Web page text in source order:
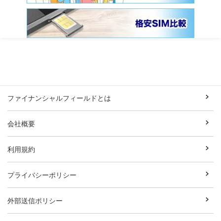
ファイナンシャルフィールドとは
会社概要
利用規約
プライバシーポリシー
外部送信ポリシー